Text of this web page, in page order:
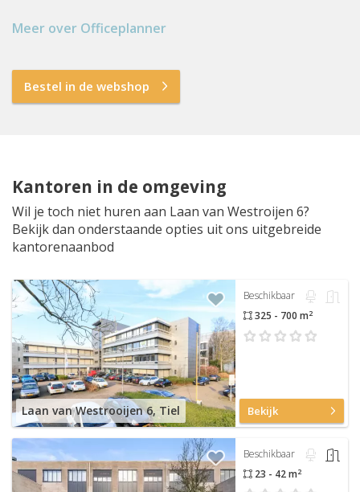
Meer over Officeplanner
Bestel in de webshop
Kantoren in de omgeving
Wil je toch niet huren aan Laan van Westroijen 6?
Bekijk dan onderstaande opties uit ons uitgebreide
kantorenaanbod
Laan van Westrooijen 6, Tiel
Beschikbaar
325 - 700 m2
Bekijk
Beschikbaar
23 - 42 m2